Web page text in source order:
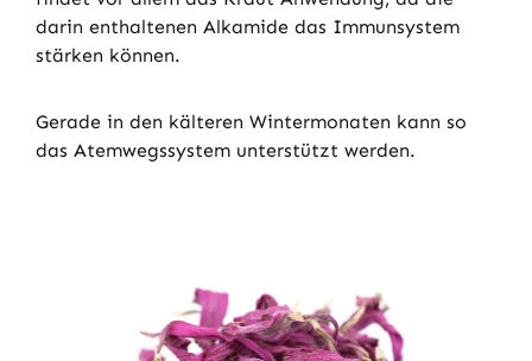
darin enthaltenen Alkamide das Immunsystem
stärken können.
Gerade in den kälteren Wintermonaten kann so
das Atemwegssystem unterstützt werden.